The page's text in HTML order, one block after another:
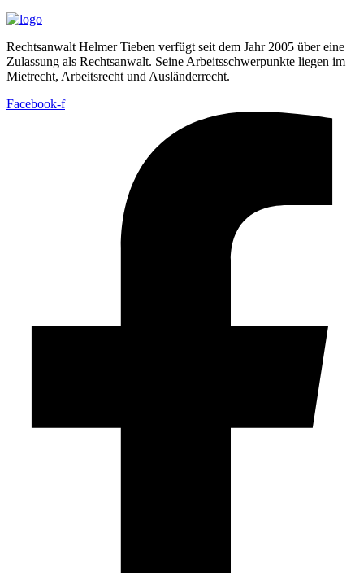
Rechtsanwalt Helmer Tieben verfügt seit dem Jahr 2005 über eine
Zulassung als Rechtsanwalt. Seine Arbeitsschwerpunkte liegen im
Mietrecht, Arbeitsrecht und Ausländerrecht.
Facebook-f